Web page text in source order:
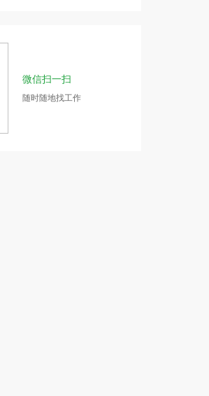
微信扫一扫
随时随地找工作